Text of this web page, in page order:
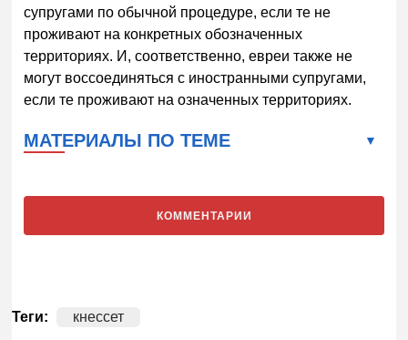
супругами по обычной процедуре, если те не
проживают на конкретных обозначенных
территориях. И, соответственно, евреи также не
могут воссоединяться с иностранными супругами,
если те проживают на означенных территориях.
МАТЕРИАЛЫ ПО ТЕМЕ
КОММЕНТАРИИ
Теги: кнессет